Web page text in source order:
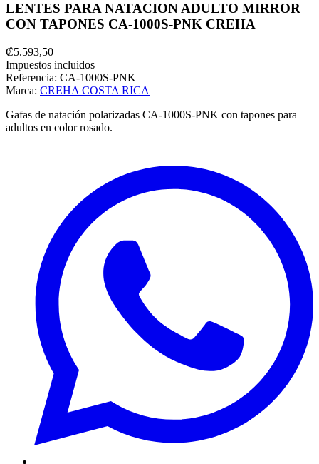
LENTES PARA NATACION ADULTO MIRROR
CON TAPONES CA-1000S-PNK CREHA
₡5.593,50
Impuestos incluidos
Referencia: CA-1000S-PNK
Marca: CREHA COSTA RICA
Gafas de natación polarizadas CA-1000S-PNK con tapones para
adultos en color rosado.